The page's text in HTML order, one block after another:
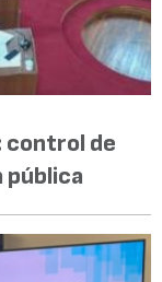
control de
pública